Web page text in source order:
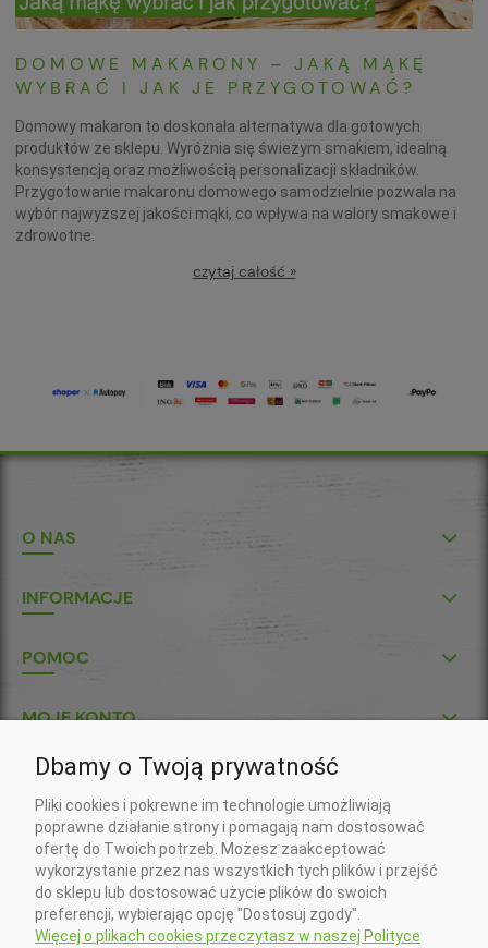
DOMOWE MAKARONY – JAKĄ MĄKĘ
WYBRAĆ I JAK JE PRZYGOTOWAĆ?
Domowy makaron to doskonała alternatywa dla gotowych
produktów ze sklepu. Wyróżnia się świeżym smakiem, idealną
konsystencją oraz możliwością personalizacji składników.
Przygotowanie makaronu domowego samodzielnie pozwala na
wybór najwyższej jakości mąki, co wpływa na walory smakowe i
zdrowotne.
czytaj całość »
O NAS
INFORMACJE
POMOC
MOJE KONTO
P.U.H. "KŁOS-POL" S.C.
Wojciech Gil, Krzysztof Gil
ul. Klasztorna 7
37-418 Krzeszów
Nr konta do wpłat złotówkowych:
20 1090 2750 0000 0001 5673 5994 (Santander)
Nr konta do wpłat w EURO:
Dbamy o Twoją prywatność
Pliki cookies i pokrewne im technologie umożliwiają
poprawne działanie strony i pomagają nam dostosować
ofertę do Twoich potrzeb. Możesz zaakceptować
wykorzystanie przez nas wszystkich tych plików i przejść
do sklepu lub dostosować użycie plików do swoich
preferencji, wybierając opcję "Dostosuj zgody".
Więcej o plikach cookies przeczytasz w naszej Polityce